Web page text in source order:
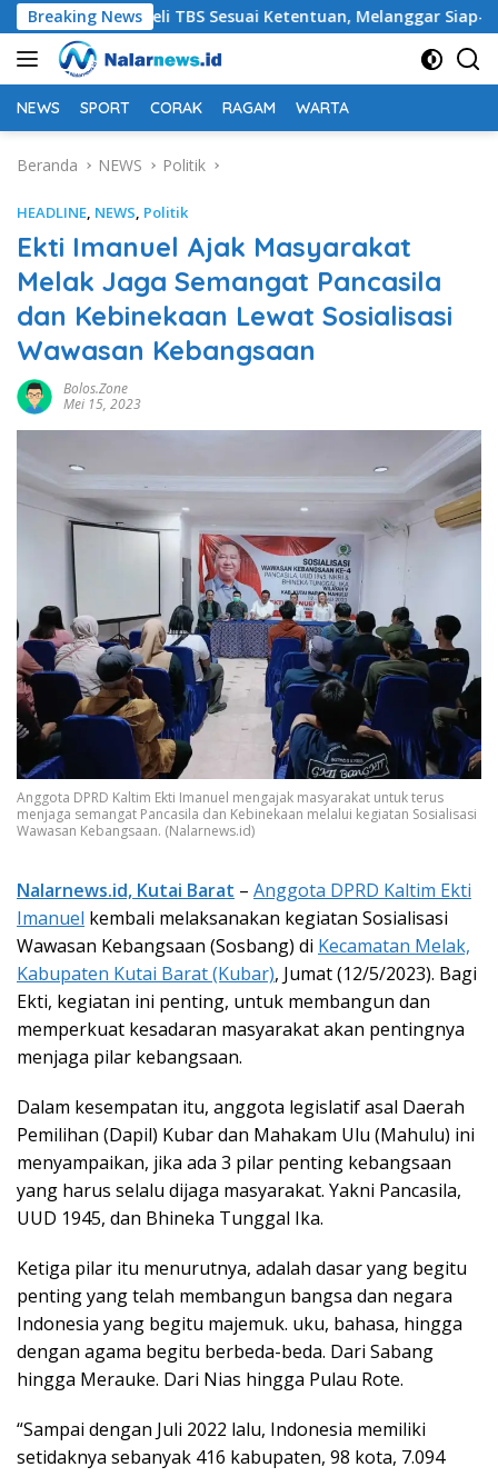
Langsung
ke
konten
Breaking News
Membeli TBS Sesuai Ketentuan, Melanggar Siap-siap
NEWS SPORT CORAK RAGAM WARTA
Beranda NEWS Politik
HEADLINE, NEWS, Politik
Ekti Imanuel Ajak Masyarakat
Melak Jaga Semangat Pancasila
dan Kebinekaan Lewat Sosialisasi
Wawasan Kebangsaan
Bolos.zone
Mei 15, 2023
Anggota DPRD Kaltim Ekti Imanuel mengajak masyarakat untuk terus
menjaga semangat Pancasila dan Kebinekaan melalui kegiatan Sosialisasi
Wawasan Kebangsaan. (Nalarnews.id)
Nalarnews.id, Kutai Barat – Anggota DPRD Kaltim Ekti
Imanuel kembali melaksanakan kegiatan Sosialisasi
Wawasan Kebangsaan (Sosbang) di Kecamatan Melak,
Kabupaten Kutai Barat (Kubar), Jumat (12/5/2023). Bagi
Ekti, kegiatan ini penting, untuk membangun dan
memperkuat kesadaran masyarakat akan pentingnya
menjaga pilar kebangsaan.
Dalam kesempatan itu, anggota legislatif asal Daerah
Pemilihan (Dapil) Kubar dan Mahakam Ulu (Mahulu) ini
menyampaikan, jika ada 3 pilar penting kebangsaan
yang harus selalu dijaga masyarakat. Yakni Pancasila,
UUD 1945, dan Bhineka Tunggal Ika.
Ketiga pilar itu menurutnya, adalah dasar yang begitu
penting yang telah membangun bangsa dan negara
Indonesia yang begitu majemuk. uku, bahasa, hingga
dengan agama begitu berbeda-beda. Dari Sabang
hingga Merauke. Dari Nias hingga Pulau Rote.
“Sampai dengan Juli 2022 lalu, Indonesia memiliki
setidaknya sebanyak 416 kabupaten, 98 kota, 7.094